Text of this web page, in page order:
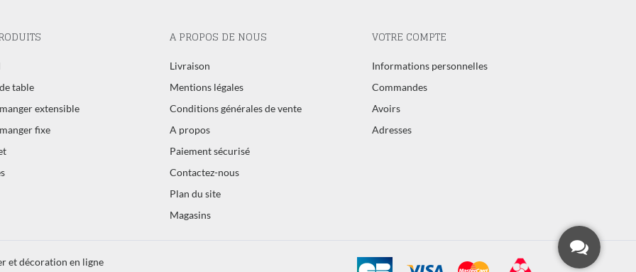
table
extensible
fixe
A PROPOS DE NOUS
Livraison
Mentions légales
Conditions générales de vente
A propos
Paiement sécurisé
Contactez-nous
Plan du site
Magasins
VOTRE COMPTE
Informations personnelles
Commandes
Avoirs
Adresses
et décoration en ligne